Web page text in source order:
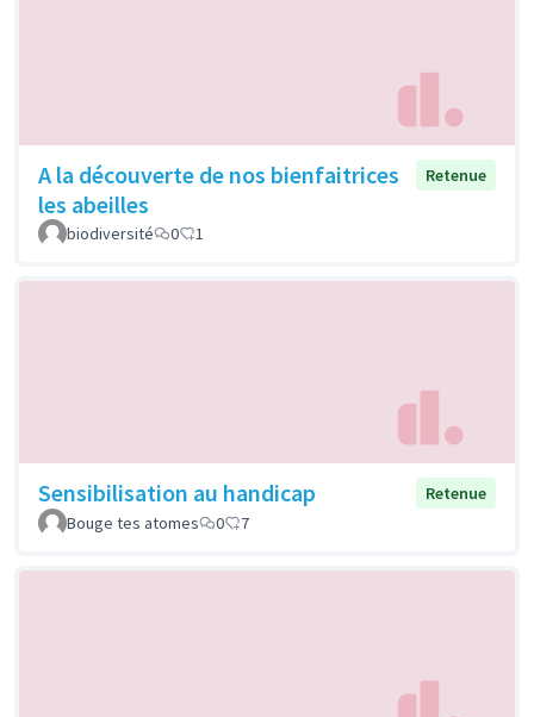
A la découverte de nos bienfaitrices
les abeilles
Retenue
biodiversité 0 1
Sensibilisation au handicap
Retenue
Bouge tes atomes
0 7